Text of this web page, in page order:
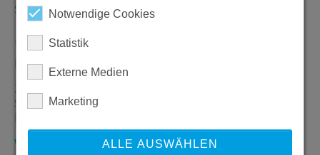
SW Umwelttechnik Österreich GmbH
+43 463 32109-100
Mo–Do: 7:30–16:30 Uhr/Fr: 7:30–12:00 Uhr
Zentrale Klagenfurt
SW Umwelttechnik Österreich GmbH
Bahnstraße 87-93, 9021 Klagenfurt
Warenausgabe
Notwendige Cookies
Statistik
Externe Medien
Marketing
ALLE AUSWÄHLEN